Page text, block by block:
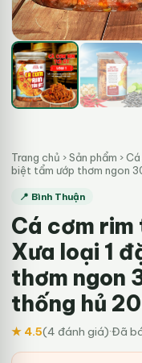
Trang chủ ›Sản phẩm ›
biệt tẩm ướp thơm ngon
📍 Bình Thuận
Cá cơm
Xưa loại 1
thơm ngon
thống hủ
★ 4.5(4 đánh giá)·Đã